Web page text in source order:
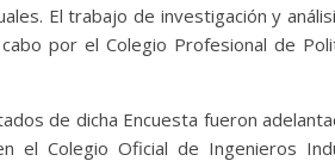
El trabajo de investigación y
por el Colegio Profesional de
de dicha Encuesta fueron
el Colegio Oficial de Ingenieros